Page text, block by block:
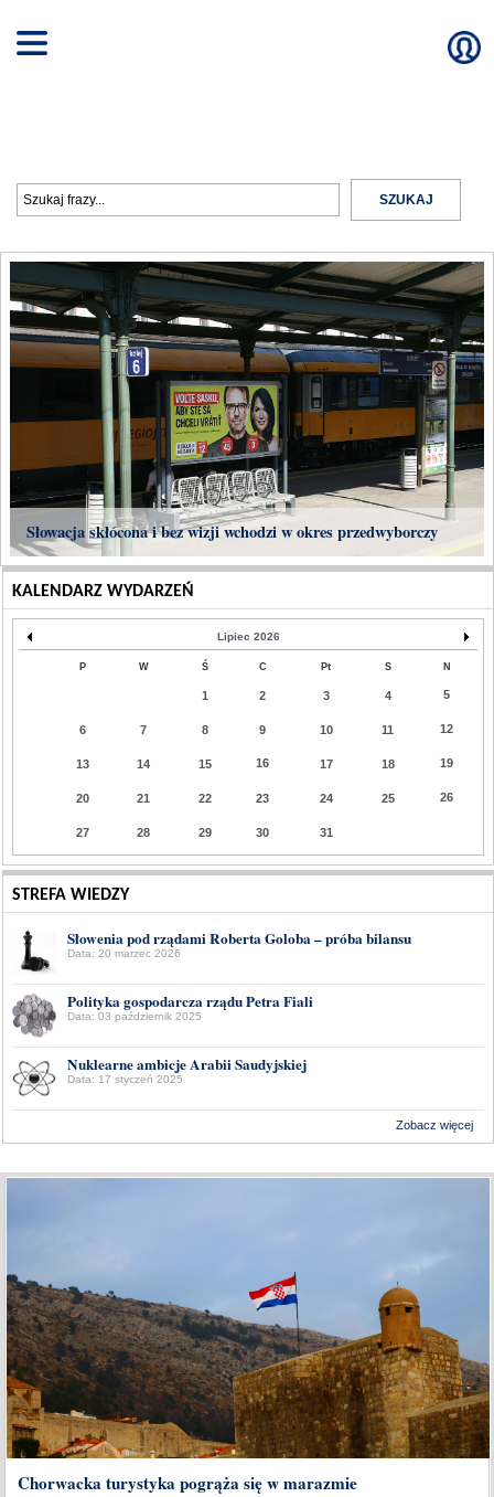
Słowacja skłócona i bez wizji wchodzi w okres przedwyborczy
KALENDARZ WYDARZEŃ
Lipiec 2026
P W Ś C Pt S N
1 2 3 4 5
6 7 8 9 10 11 12
13 14 15 16 17 18 19
20 21 22 23 24 25 26
27 28 29 30 31
STREFA WIEDZY
Słowenia pod rządami Roberta Goloba – próba bilansu
Data: 20 marzec 2026
Polityka gospodarcza rządu Petra Fiali
Data: 03 październik 2025
Nuklearne ambicje Arabii Saudyjskiej
Data: 17 styczeń 2025
Zobacz więcej
Chorwacka turystyka pogrąża się w marazmie